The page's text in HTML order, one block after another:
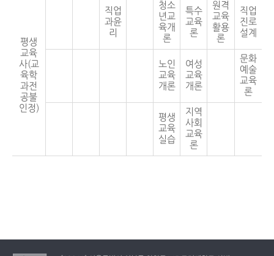
평생
교육
사(교
육학
과전
공불
인정)
직업
과윤
리
청소
년교
육개
론
특수
교육
론
원격
교육
활용
론
직업
진로
설계
노인
교육
개론
여성
교육
개론
문화
예술
교육
론
평생
교육
실습
지역
사회
교육
론